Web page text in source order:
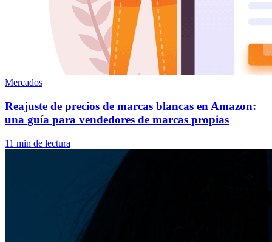
Mercados
Reajuste de precios de marcas blancas en Amazon:
una guía para vendedores de marcas propias
11 min de lectura